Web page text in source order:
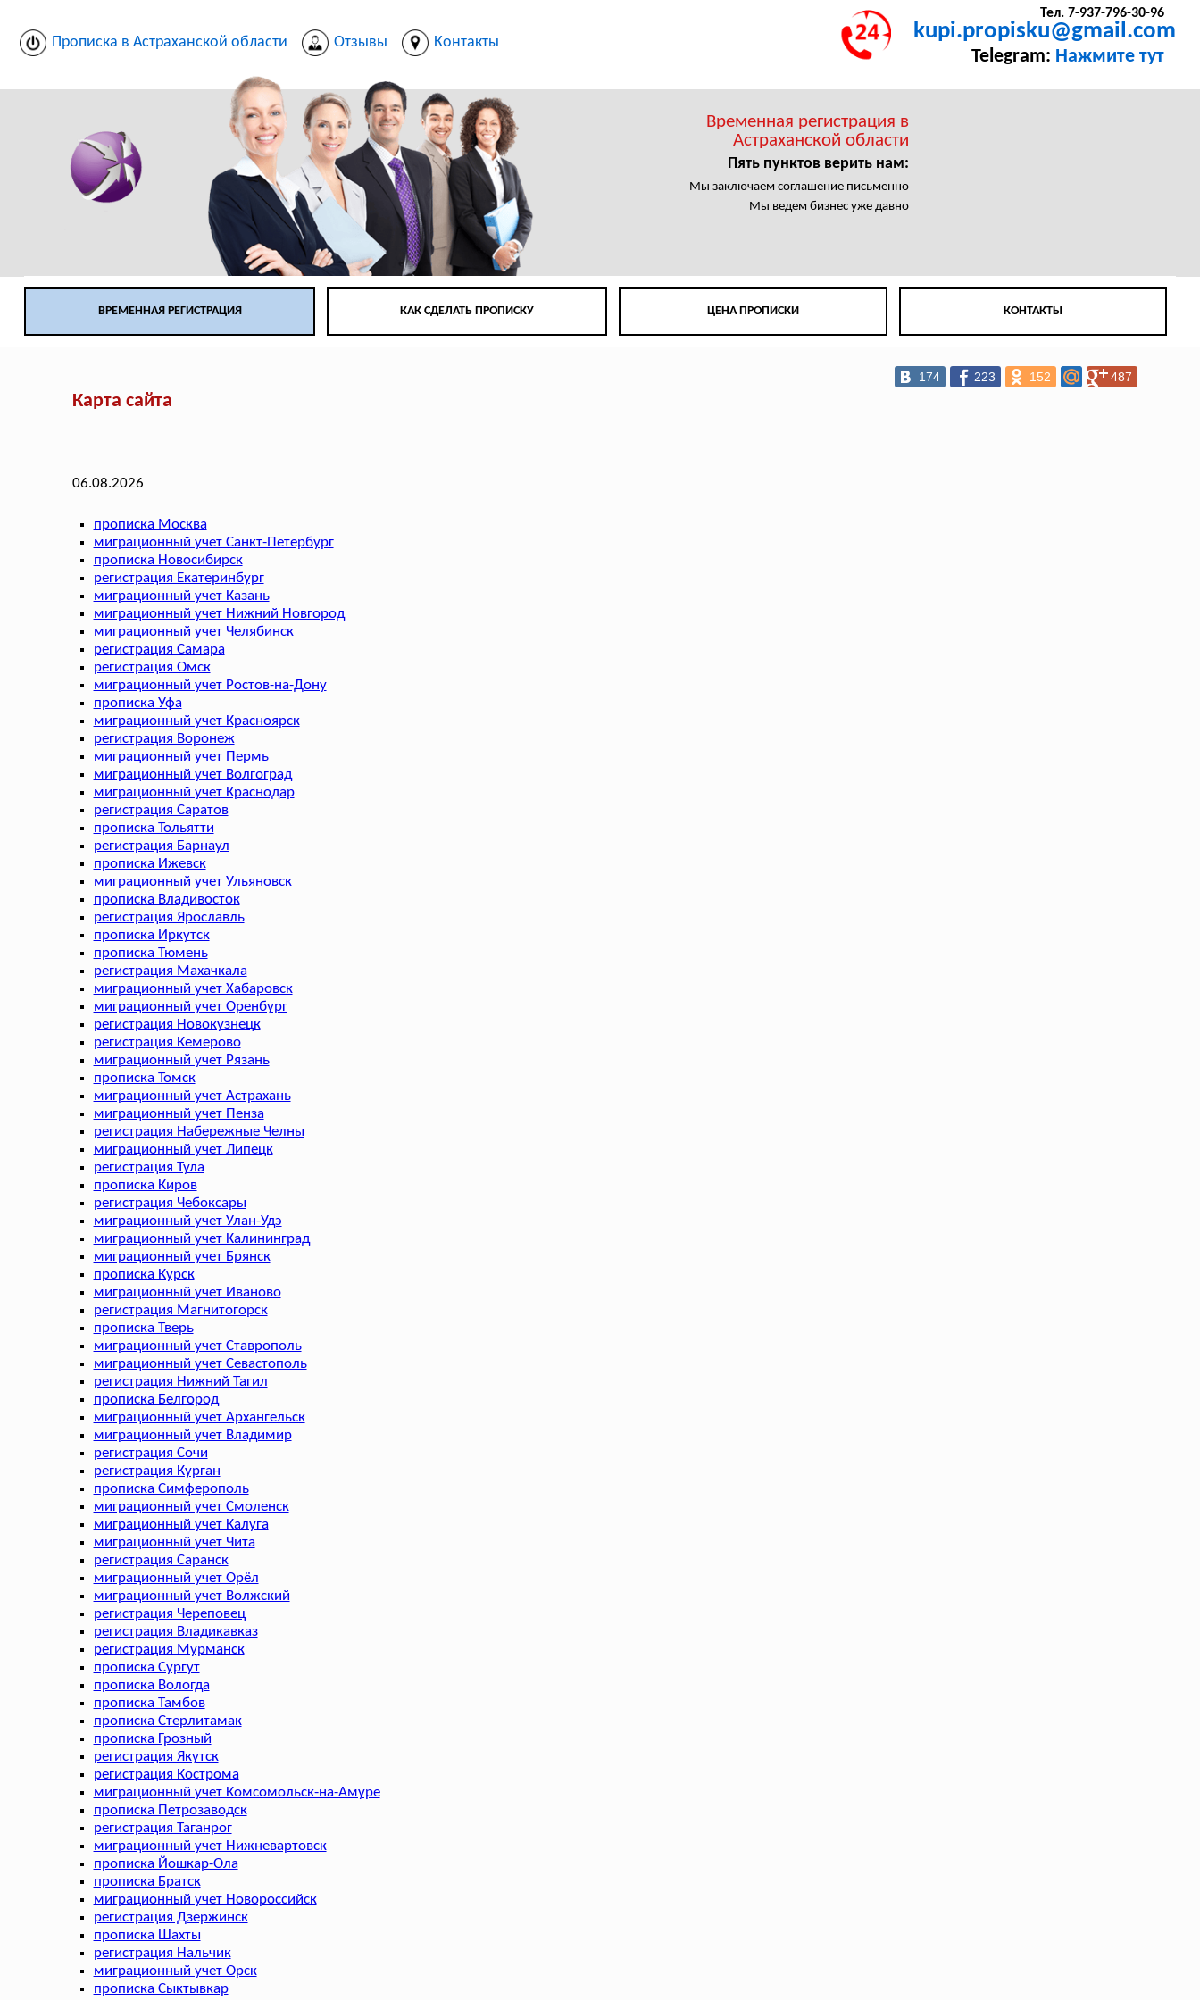
Прописка в Астраханской области Отзывы Контакты
Тел. 7-937-796-30-96
kupi.propisku@gmail.com
Telegram: Нажмите тут
Временная регистрация в
Астраханской области
Пять пунктов верить нам:
Мы заключаем соглашение письменно
Мы ведем бизнес уже давно
ВРЕМЕННАЯ РЕГИСТРАЦИЯ КАК СДЕЛАТЬ ПРОПИСКУ ЦЕНА ПРОПИСКИ КОНТАКТЫ
174 223 152 487
Карта сайта
06.08.2026
прописка Москва
миграционный учет Санкт-Петербург
прописка Новосибирск
регистрация Екатеринбург
миграционный учет Казань
миграционный учет Нижний Новгород
миграционный учет Челябинск
регистрация Самара
регистрация Омск
миграционный учет Ростов-на-Дону
прописка Уфа
миграционный учет Красноярск
регистрация Воронеж
миграционный учет Пермь
миграционный учет Волгоград
миграционный учет Краснодар
регистрация Саратов
прописка Тольятти
регистрация Барнаул
прописка Ижевск
миграционный учет Ульяновск
прописка Владивосток
регистрация Ярославль
прописка Иркутск
прописка Тюмень
регистрация Махачкала
миграционный учет Хабаровск
миграционный учет Оренбург
регистрация Новокузнецк
регистрация Кемерово
миграционный учет Рязань
прописка Томск
миграционный учет Астрахань
миграционный учет Пенза
регистрация Набережные Челны
миграционный учет Липецк
регистрация Тула
прописка Киров
регистрация Чебоксары
миграционный учет Улан-Удэ
миграционный учет Калининград
миграционный учет Брянск
прописка Курск
миграционный учет Иваново
регистрация Магнитогорск
прописка Тверь
миграционный учет Ставрополь
миграционный учет Севастополь
регистрация Нижний Тагил
прописка Белгород
миграционный учет Архангельск
миграционный учет Владимир
регистрация Сочи
регистрация Курган
прописка Симферополь
миграционный учет Смоленск
миграционный учет Калуга
миграционный учет Чита
регистрация Саранск
миграционный учет Орёл
миграционный учет Волжский
регистрация Череповец
регистрация Владикавказ
регистрация Мурманск
прописка Сургут
прописка Вологда
прописка Тамбов
прописка Стерлитамак
прописка Грозный
регистрация Якутск
регистрация Кострома
миграционный учет Комсомольск-на-Амуре
прописка Петрозаводск
регистрация Таганрог
миграционный учет Нижневартовск
прописка Йошкар-Ола
прописка Братск
миграционный учет Новороссийск
регистрация Дзержинск
прописка Шахты
регистрация Нальчик
миграционный учет Орск
прописка Сыктывкар